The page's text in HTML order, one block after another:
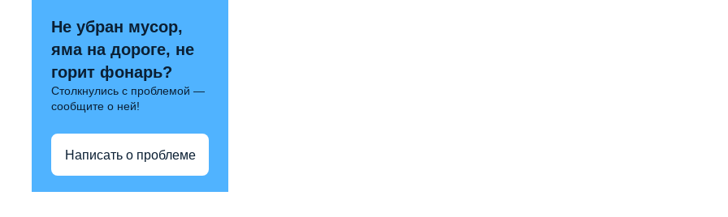
Не убран мусор,
яма на дороге, не
горит фонарь?
Столкнулись с проблемой —
сообщите о ней!
Написать о проблеме